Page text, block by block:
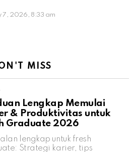
7, 2026, 8:33 am
MISS
Lengkap Memulai
& Produktivitas untuk
Graduate 2026
lengkap untuk fresh
Strategi karier, tips